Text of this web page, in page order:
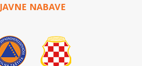
JAVNE NABAVE